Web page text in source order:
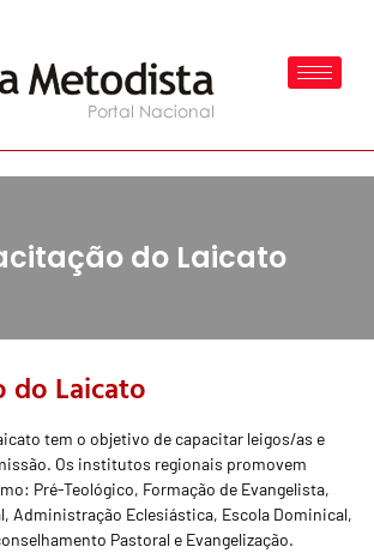
do Laicato
do Laicato
tem o objetivo de capacitar leigos/as e
Os institutos regionais promovem
Pré-Teológico, Formação de Evangelista,
Administração Eclesiástica, Escola Dominical,
Pastoral e Evangelização.